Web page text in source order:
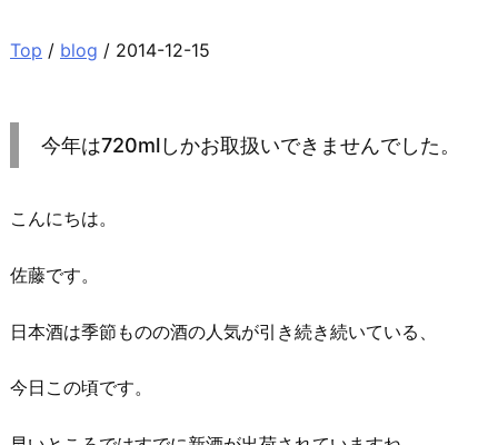
Top / blog / 2014-12-15
今年は720mlしかお取扱いできませんでした。
こんにちは。
佐藤です。
日本酒は季節ものの酒の人気が引き続き続いている、
今日この頃です。